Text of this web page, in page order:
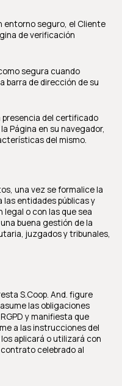
entorno seguro, el Cliente
de verificación
segura cuando
barra de dirección de su
presencia del certificado
Página en su navegador,
del mismo.
una vez se formalice la
entidades públicas y
legal o con las que sea
buena gestión de la
juzgados y tribunales,
S.Coop. And. figure
las obligaciones
y manifiesta que
a las instrucciones del
aplicará o utilizará con
celebrado al